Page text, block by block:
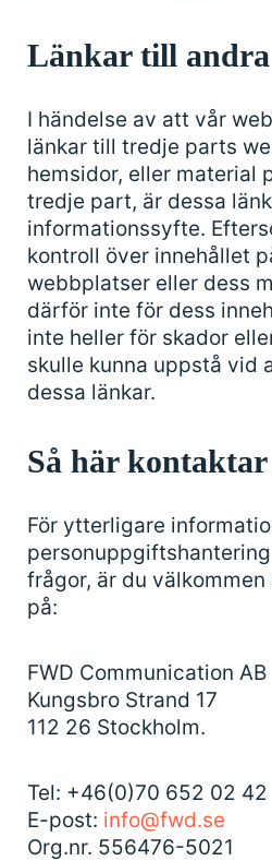
Länkar till
I händelse av att vår
länkar till tredje parts
hemsidor, eller material
tredje part, är dessa
informationssyfte.
kontroll över innehållet
webbplatser eller dess
därför inte för dess
inte heller för skador
skulle kunna uppstå vid
dessa länkar.
Så här kontaktar
För ytterligare
frågor, är du
på:
FWD Communication AB
Kungsbro Strand 17
112 26 Stockholm.
Tel: +46(0)70 652 02 42
E-post: info@fwd.se
Org.nr. 556476-5021